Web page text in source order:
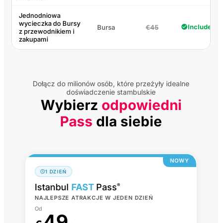
Jednodniowa
wycieczka do Bursy
z przewodnikiem i
zakupami
Bursa €45 Included
Dołącz do milionów osób, które przeżyły idealne
doświadczenie stambulskie
Wybierz odpowiedni
Pass dla siebie
NOWY
1 DZIEŃ
Istanbul FAST Pass®
NAJLEPSZE ATRAKCJE W JEDEN DZIEŃ
Od